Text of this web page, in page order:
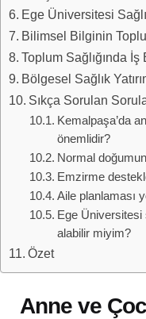
Ege Üniversitesi
Bilimsel Bilginin
Toplum Sağlığında
Bölgesel Sağlık
Sıkça Sorulan
Kemalpaşa’da
önemlidir?
Normal
Emzirme
Aile planlaması
Ege Üniversitesi
alabilir miyim?
Özet
Anne ve